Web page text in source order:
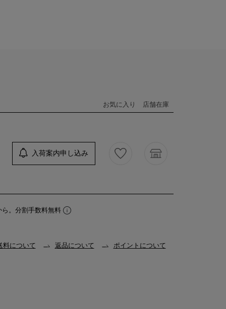
お気に入り 店舗在庫
入荷案内申し込み
ら。分割手数料無料
料について 返品について ポイントについて